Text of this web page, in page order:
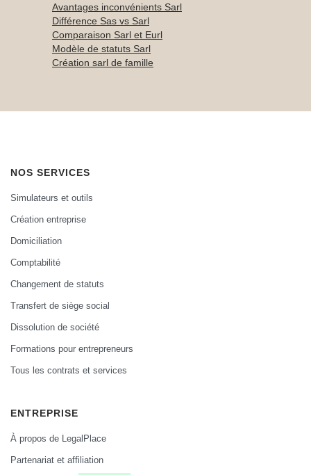
Avantages inconvénients Sarl
Différence Sas vs Sarl
Comparaison Sarl et Eurl
Modèle de statuts Sarl
Création sarl de famille
NOS SERVICES
Simulateurs et outils
Création entreprise
Domiciliation
Comptabilité
Changement de statuts
Transfert de siège social
Dissolution de société
Formations pour entrepreneurs
Tous les contrats et services
ENTREPRISE
À propos de LegalPlace
Partenariat et affiliation